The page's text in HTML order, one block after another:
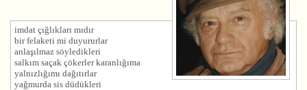
imdat çığlıkları mıdır
bir felaketi mi duyururlar
anlaşılmaz söyledikleri
salkım saçak çökerler karanlığıma
yalnızlığımı dağıtırlar
yağmurda sis düdükleri